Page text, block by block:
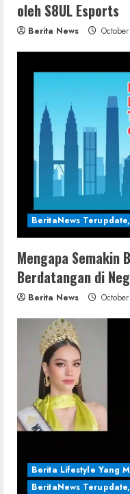
oleh S8UL Esports
Berita News
BeritaNews
Mengapa Semakin
Berdatangan di
Berita News
Berita Lifestyle Yang
BeritaNews